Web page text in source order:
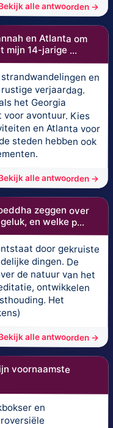
alle antwoorden →
en Atlanta om
mijn 14-jarige ...
en
verjaardag.
het Georgia
voor avontuur. Kies
en Atlanta voor
steden hebben ook
alle antwoorden →
zeggen over
en welke p...
door gekruiste
dingen. De
de natuur van het
ontwikkelen
Het
alle antwoorden →
voornaamste
en